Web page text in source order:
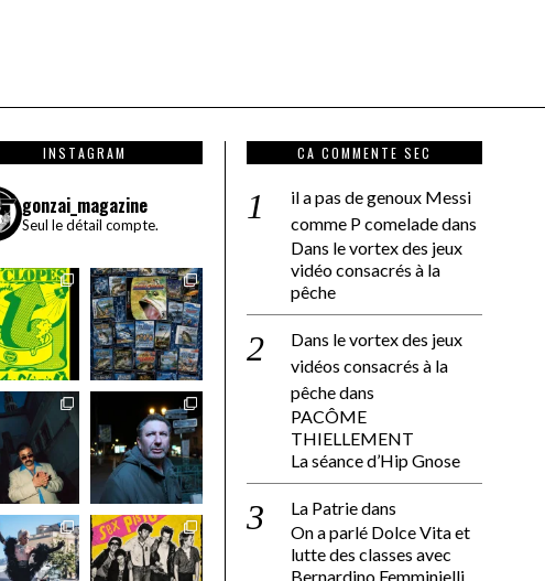
INSTAGRAM
gonzai_magazine
Seul le détail compte.
CA COMMENTE SEC
il a pas de genoux Messi
comme P comeladedans
Dans le vortex des jeux
vidéo consacrés à la
pêche
Dans le vortex des jeux
vidéos consacrés à la
pêchedans
PACÔME
THIELLEMENT
La séance d’Hip Gnose
La Patriedans
On a parlé Dolce Vita et
lutte des classes avec
Bernardino Femminielli